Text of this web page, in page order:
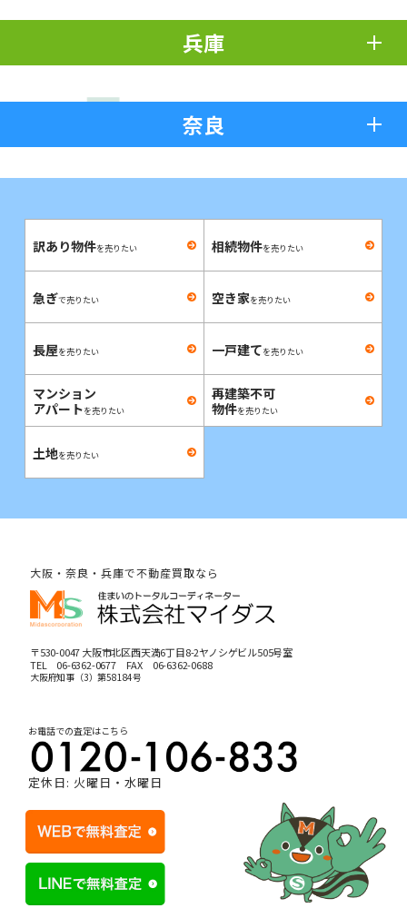
兵庫
奈良
訳あり物件を売りたい 相続物件を売りたい
急ぎで売りたい 空き家を売りたい
長屋を売りたい 一戸建てを売りたい
マンション
アパートを売りたい
再建築不可
物件を売りたい
土地を売りたい
大阪・奈良・兵庫で不動産買取なら
〒530-0047 大阪市北区西天満6丁目8-2ヤノシゲビル505号室
TEL 06-6362-0677FAX 06-6362-0688
大阪府知事（3）第58184号
お電話での査定はこちら
定休日: 火曜日・水曜日